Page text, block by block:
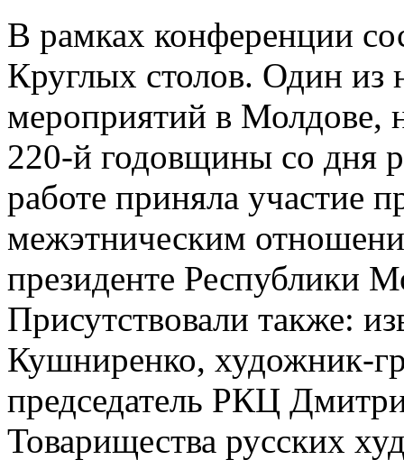
В рамках конференции
Круглых столов. Один
мероприятий в Молдове,
220-й годовщины со дня
работе приняла участие
межэтническим
президенте Республики
Присутствовали также:
Кушниренко, художник-
председатель РКЦ
Товарищества русских